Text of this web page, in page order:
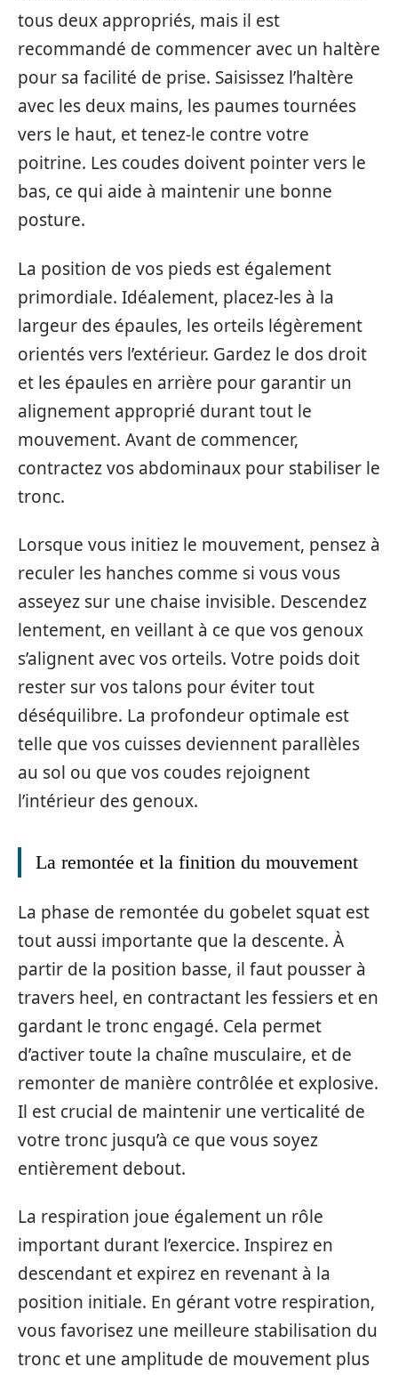
tous deux appropriés, mais il est
recommandé de commencer avec un haltère
pour sa facilité de prise. Saisissez l’haltère
avec les deux mains, les paumes tournées
vers le haut, et tenez-le contre votre
poitrine. Les coudes doivent pointer vers le
bas, ce qui aide à maintenir une bonne
posture.
La position de vos pieds est également
primordiale. Idéalement, placez-les à la
largeur des épaules, les orteils légèrement
orientés vers l’extérieur. Gardez le dos droit
et les épaules en arrière pour garantir un
alignement approprié durant tout le
mouvement. Avant de commencer,
contractez vos abdominaux pour stabiliser le
tronc.
Lorsque vous initiez le mouvement, pensez à
reculer les hanches comme si vous vous
asseyez sur une chaise invisible. Descendez
lentement, en veillant à ce que vos genoux
s’alignent avec vos orteils. Votre poids doit
rester sur vos talons pour éviter tout
déséquilibre. La profondeur optimale est
telle que vos cuisses deviennent parallèles
au sol ou que vos coudes rejoignent
l’intérieur des genoux.
La remontée et la finition du mouvement
La phase de remontée du gobelet squat est
tout aussi importante que la descente. À
partir de la position basse, il faut pousser à
travers heel, en contractant les fessiers et en
gardant le tronc engagé. Cela permet
d’activer toute la chaîne musculaire, et de
remonter de manière contrôlée et explosive.
Il est crucial de maintenir une verticalité de
votre tronc jusqu’à ce que vous soyez
entièrement debout.
La respiration joue également un rôle
important durant l’exercice. Inspirez en
descendant et expirez en revenant à la
position initiale. En gérant votre respiration,
vous favorisez une meilleure stabilisation du
tronc et une amplitude de mouvement plus